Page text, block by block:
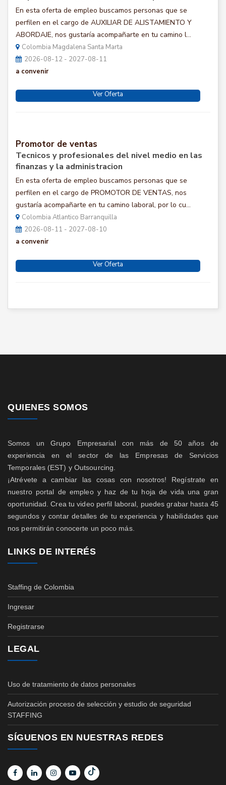
En esta oferta de empleo buscamos personas que se
perfilen en el cargo de AUXILIAR DE ALISTAMIENTO Y
ABORDAJE, nos gustaría acompañarte en tu camino l...
Colombia Magdalena Santa Marta
2026-08-12 - 2027-08-11
a convenir
Ver Oferta
Promotor de ventas
Tecnicos y profesionales del nivel medio en las
finanzas y la administracion
En esta oferta de empleo buscamos personas que se
perfilen en el cargo de PROMOTOR DE VENTAS, nos
gustaría acompañarte en tu camino laboral, por lo cu...
Colombia Atlantico Barranquilla
2026-08-11 - 2027-08-10
a convenir
Ver Oferta
QUIENES SOMOS
Somos un Grupo Empresarial con más de 50 años de
experiencia en el sector de las Empresas de Servicios
Temporales (EST) y Outsourcing.
¡Atrévete a cambiar las cosas con nosotros! Regístrate en
nuestro portal de empleo y haz de tu hoja de vida una gran
oportunidad. Crea tu video perfil laboral, puedes grabar hasta 45
segundos y contar detalles de tu experiencia y habilidades que
nos permitirán conocerte un poco más.
LINKS DE INTERÉS
Staffing de Colombia
Ingresar
Registrarse
LEGAL
Uso de tratamiento de datos personales
Autorización proceso de selección y estudio de seguridad
STAFFING
SÍGUENOS EN NUESTRAS REDES